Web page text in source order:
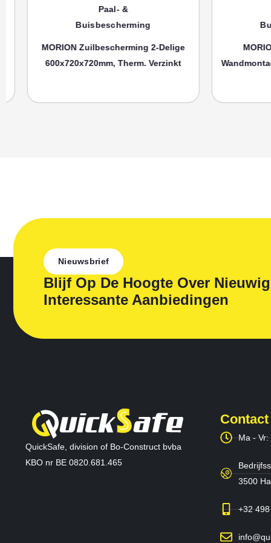
Paal- &
Buisbescherming
MORION Zuilbescherming 2-Delige
600x720x720mm, Therm. Verzinkt
MORION
Wandmontage
Nieuwsbrief
Blijf Op De Hoogte Over
Interessante Aanbiedingen
QuickSafe, division of Bo-Construct bvba
KBO nr BE 0820.681.465
Ma -
3500
+32